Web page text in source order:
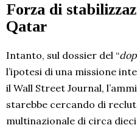
Forza di
Qatar
Intanto, sul dossier del “
l’ipotesi di una missione
il Wall Street Journal,
starebbe cercando di
multinazionale di circa